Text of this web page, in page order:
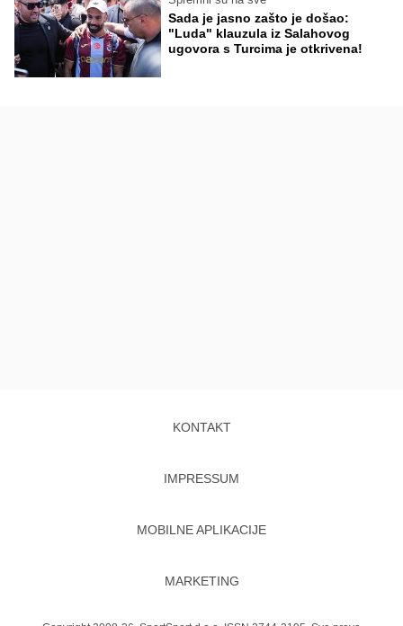
Sada je jasno zašto je došao:
"Luda" klauzula iz Salahovog
ugovora s Turcima je otkrivena!
KONTAKT
IMPRESSUM
MOBILNE APLIKACIJE
MARKETING